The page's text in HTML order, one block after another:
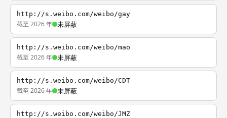
http://s.weibo.com/weibo/gay
截至 2026 年 未屏蔽
http://s.weibo.com/weibo/mao
截至 2026 年 未屏蔽
http://s.weibo.com/weibo/CDT
截至 2026 年 未屏蔽
http://s.weibo.com/weibo/JMZ